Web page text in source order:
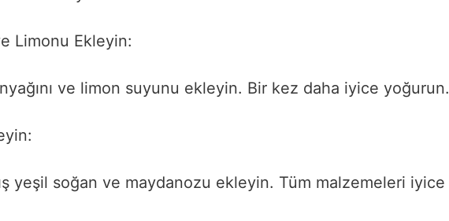
Limonu Ekleyin:
ve limon suyunu ekleyin. Bir kez daha iyice yoğurun.
yeşil soğan ve maydanozu ekleyin. Tüm malzemeleri iyice